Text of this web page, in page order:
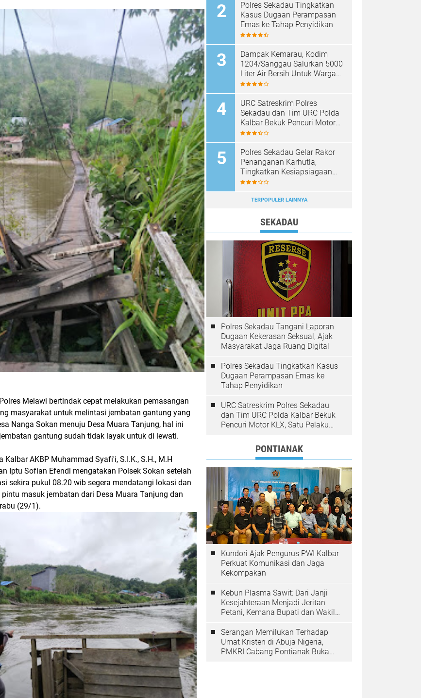
Melawi bertindak cepat melakukan pemasangan
masyarakat untuk melintasi jembatan gantung yang
Nanga Sokan menuju Desa Muara Tanjung, hal ini
gantung sudah tidak layak untuk di lewati.
Kalbar AKBP Muhammad Syafi'i, S.I.K., S.H., M.H
Iptu Sofian Efendi mengatakan Polsek Sokan setelah
sekira pukul 08.20 wib segera mendatangi lokasi dan
masuk jembatan dari Desa Muara Tanjung dan
(29/1).
Polres Sekadau Tingkatkan
Kasus Dugaan Perampasan
Emas ke Tahap Penyidikan
Dampak Kemarau, Kodim
1204/Sanggau Salurkan 5000
Liter Air Bersih Untuk Warga
Desa Entakai
URC Satreskrim Polres
Sekadau dan Tim URC Polda
Kalbar Bekuk Pencuri Motor
KLX, Satu Pelaku Masih
Polres Sekadau Gelar Rakor
Penanganan Karhutla,
Tingkatkan Kesiapsiagaan
Jajaran
TERPOPULER LAINNYA
SEKADAU
Polres Sekadau Tangani Laporan
Dugaan Kekerasan Seksual, Ajak
Masyarakat Jaga Ruang Digital
Polres Sekadau Tingkatkan Kasus
Dugaan Perampasan Emas ke
Tahap Penyidikan
URC Satreskrim Polres Sekadau
dan Tim URC Polda Kalbar Bekuk
Pencuri Motor KLX, Satu Pelaku
PONTIANAK
Kundori Ajak Pengurus PWI Kalbar
Perkuat Komunikasi dan Jaga
Kekompakan
Kebun Plasma Sawit: Dari Janji
Kesejahteraan Menjadi Jeritan
Petani, Kemana Bupati dan Wakil
Serangan Memilukan Terhadap
Umat Kristen di Abuja Nigeria,
PMKRI Cabang Pontianak Buka